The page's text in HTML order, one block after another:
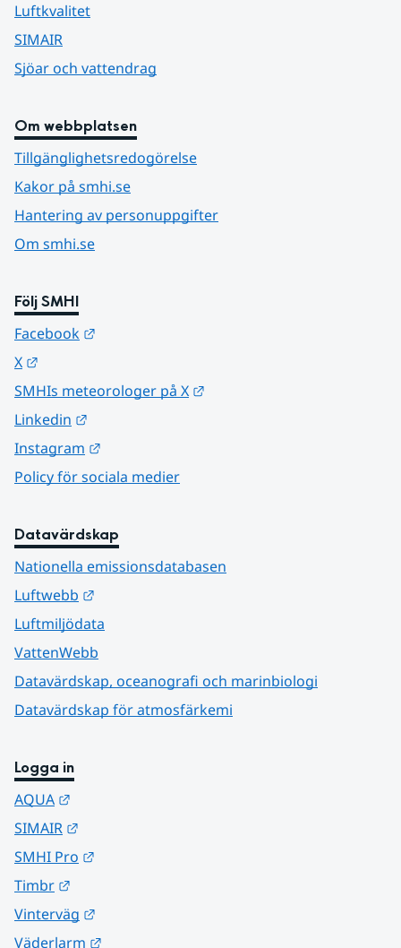
Luftkvalitet
SIMAIR
Sjöar och vattendrag
Om webbplatsen
Tillgänglighetsredogörelse
Kakor på smhi.se
Hantering av personuppgifter
Om smhi.se
Följ SMHI
Facebook
X
SMHIs meteorologer på X
Linkedin
Instagram
Policy för sociala medier
Datavärdskap
Nationella emissionsdatabasen
Luftwebb
Luftmiljödata
VattenWebb
Datavärdskap, oceanografi och marinbiologi
Datavärdskap för atmosfärkemi
Logga in
AQUA
SIMAIR
SMHI Pro
Timbr
Vinterväg
Väderlarm